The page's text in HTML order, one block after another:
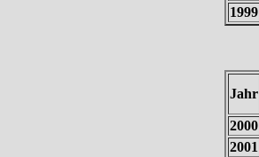
1999
Jahr
2000
2001